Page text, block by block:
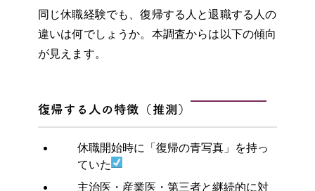
同じ休職経験でも、復帰する人と退職する人の
違いは何でしょうか。本調査からは以下の傾向
が見えます。
復帰する人の特徴（推測）
休職開始時に「復帰の青写真」を持っ
ていた
主治医・産業医・第三者と継続的に対